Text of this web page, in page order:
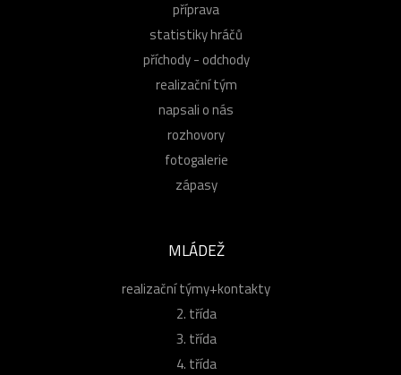
příprava
statistiky hráčů
příchody - odchody
realizační tým
napsali o nás
rozhovory
fotogalerie
zápasy
MLÁDEŽ
realizační týmy+kontakty
2. třída
3. třída
4. třída